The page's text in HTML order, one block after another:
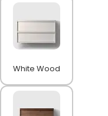
White Wood